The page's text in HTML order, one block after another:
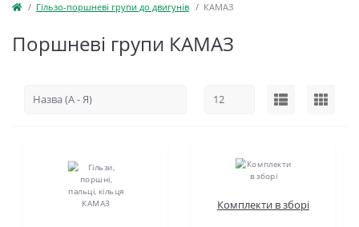
Гільзо-поршневі групи до двигунів КАМАЗ
Поршневі групи КАМАЗ
Комплекти в зборі